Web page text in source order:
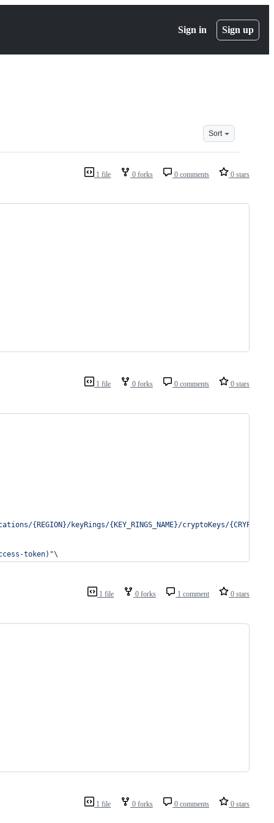
Sign in Sign up
Sort
1 file 0 forks 0 comments 0 stars
1 file 0 forks 0 comments 0 stars
{REGION}/keyRings/{KEY_RINGS_NAME}/cryptoKeys/
token) "\
1 file 0 forks 1 comment 0 stars
1 file 0 forks 0 comments 0 stars